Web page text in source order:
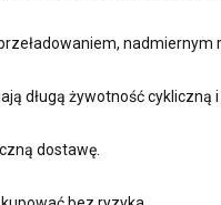
długą żywotność cykliczną i
dostawę.